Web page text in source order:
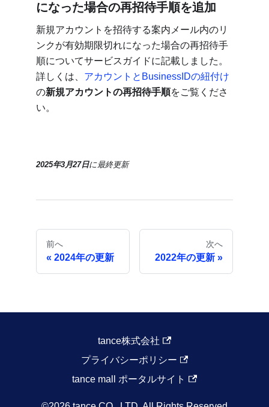
になった場合の再招待手順を追加
新規アカウントを招待する案内メール内のリ
ンクが有効期限切れになった場合の再招待手
順についてサービスガイドに記載しました。
詳しくは、 アカウントとBusinessIDの紐付け
の新規アカウントの再招待手順をご覧くださ
い。
2025年3月27日に最終更新
前へ
2024年の更新
次へ
2022年の更新
tance株式会社
プライバシーポリシー
tance mall ポータルサイト